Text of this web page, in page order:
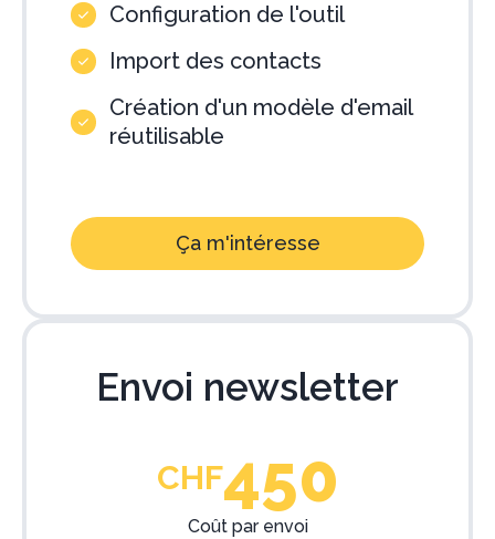
Configuration de l'outil
Import des contacts
Création d'un modèle d'email
réutilisable
Ça m'intéresse
Envoi newsletter
CHF450
Coût par envoi